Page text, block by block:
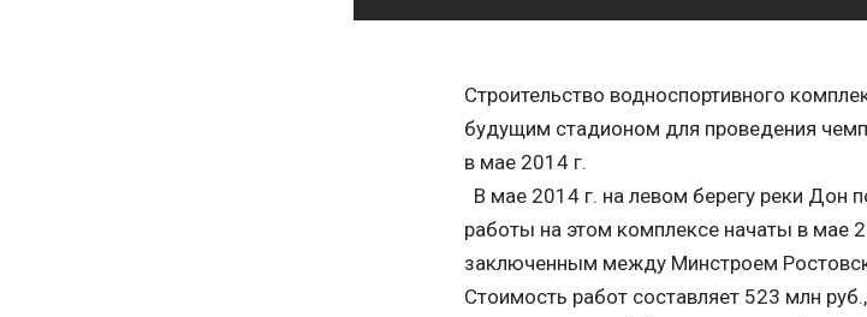
Строительство водноспортивного
будущим стадионом для проведения
в мае 2014 г.
В мае 2014 г. на левом берегу реки Дон
работы на этом комплексе начаты в мае
заключенным между Минстроем
Стоимость работ составляет 523 млн